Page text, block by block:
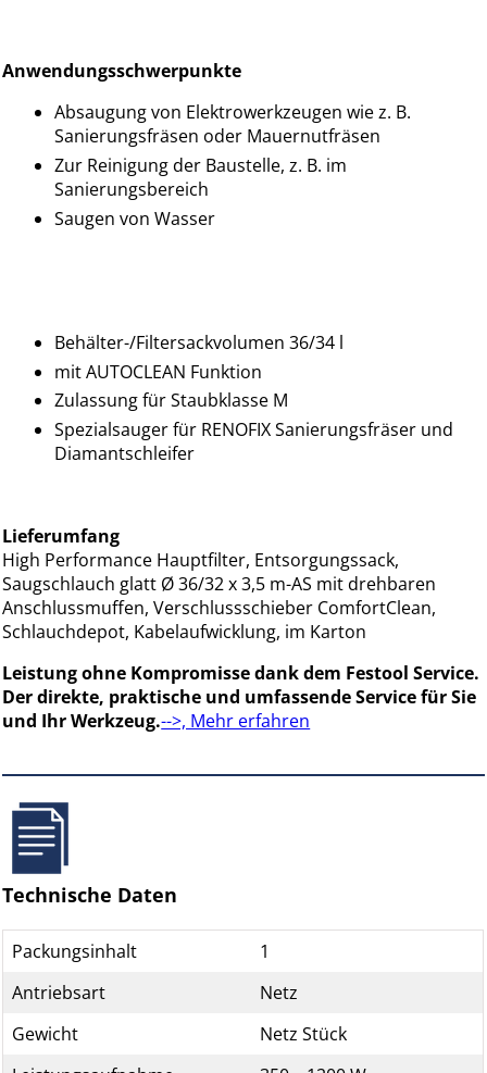
Anwendungsschwerpunkte
Absaugung von Elektrowerkzeugen wie z. B.
Sanierungsfräsen oder Mauernutfräsen
Zur Reinigung der Baustelle, z. B. im
Sanierungsbereich
Saugen von Wasser
Behälter-/Filtersackvolumen 36/34 l
mit AUTOCLEAN Funktion
Zulassung für Staubklasse M
Spezialsauger für RENOFIX Sanierungsfräser und
Diamantschleifer
Lieferumfang
High Performance Hauptfilter, Entsorgungssack,
Saugschlauch glatt Ø 36/32 x 3,5 m-AS mit drehbaren
Anschlussmuffen, Verschlussschieber ComfortClean,
Schlauchdepot, Kabelaufwicklung, im Karton
Leistung ohne Kompromisse dank dem Festool Service.
Der direkte, praktische und umfassende Service für Sie
und Ihr Werkzeug.-->, Mehr erfahren
Technische Daten
Packungsinhalt
1
Antriebsart
Netz
Gewicht
Netz Stück